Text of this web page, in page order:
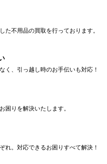
た不用品の買取を行っております。
く、引っ越し時のお手伝いも対応！
困りを解決いたします。
れ。対応できるお困りすべて解決！